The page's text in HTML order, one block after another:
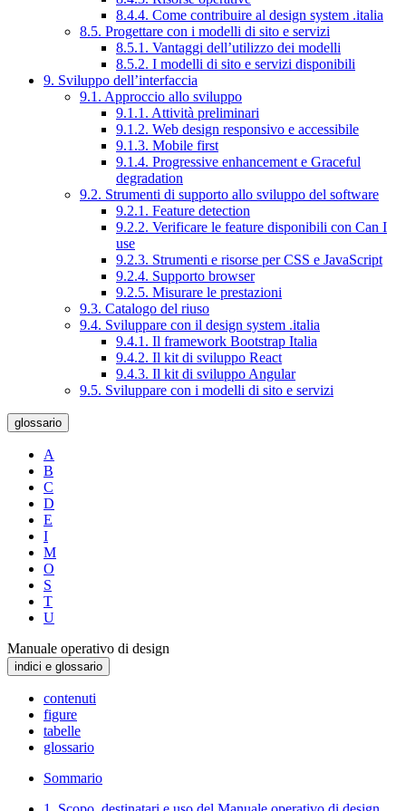
8.4.4. Come contribuire al design system .italia
8.5. Progettare con i modelli di sito e servizi
8.5.1. Vantaggi dell’utilizzo dei modelli
8.5.2. I modelli di sito e servizi disponibili
9. Sviluppo dell’interfaccia
9.1. Approccio allo sviluppo
9.1.1. Attività preliminari
9.1.2. Web design responsivo e accessibile
9.1.3. Mobile first
9.1.4. Progressive enhancement e Graceful
degradation
9.2. Strumenti di supporto allo sviluppo del software
9.2.1. Feature detection
9.2.2. Verificare le feature disponibili con Can I
use
9.2.3. Strumenti e risorse per CSS e JavaScript
9.2.4. Supporto browser
9.2.5. Misurare le prestazioni
9.3. Catalogo del riuso
9.4. Sviluppare con il design system .italia
9.4.1. Il framework Bootstrap Italia
9.4.2. Il kit di sviluppo React
9.4.3. Il kit di sviluppo Angular
9.5. Sviluppare con i modelli di sito e servizi
glossario
A
B
C
D
E
I
M
O
S
T
U
Manuale operativo di design
indici e glossario
contenuti
figure
tabelle
glossario
Sommario